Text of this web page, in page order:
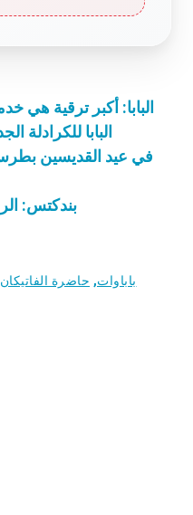
البابا: أكبر ترقية هي
البابا للكرادلة
في عيد القديسين
بندكتس:
باباوات, حاضرة الفاتيكان